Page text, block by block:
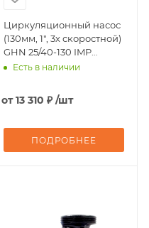
Циркуляционный насос
(130мм, 1", 3х скоростной)
GHN 25/40-130 IMP
Pumps
Есть в наличии
от13 310 ₽ /шт
ПОДРОБНЕЕ